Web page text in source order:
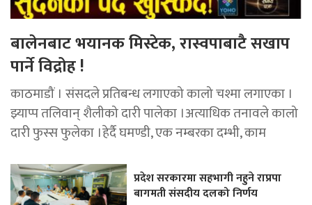
बालेनबाट भयानक मिस्टेक, रास्वपाबाटै सखाप
पार्ने विद्रोह !
काठमाडौं । संसदले प्रतिबन्ध लगाएको कालो चश्मा लगाएका ।
झ्याप्प तलिवान् शैलीको दारी पालेका ।अत्याधिक तनावले कालो
दारी फुस्स फुलेका ।हेर्दै घमण्डी, एक नम्बरका दम्भी, काम
प्रदेश सरकारमा सहभागी नहुने राप्रपा
बागमती संसदीय दलको निर्णय